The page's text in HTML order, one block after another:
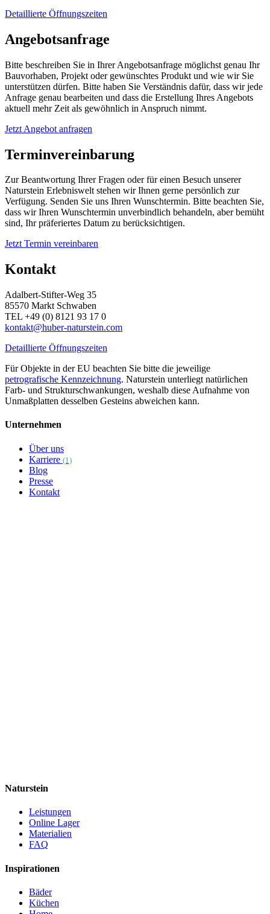
Detaillierte Öffnungszeiten
Angebotsanfrage
Bitte beschreiben Sie in Ihrer Angebotsanfrage möglichst genau Ihr
Bauvorhaben, Projekt oder gewünschtes Produkt und wie wir Sie
unterstützen dürfen. Bitte haben Sie Verständnis dafür, dass wir jede
Anfrage genau bearbeiten und dass die Erstellung Ihres Angebots
aktuell mehr Zeit als gewöhnlich in Anspruch nimmt.
Jetzt Angebot anfragen
Terminvereinbarung
Zur Beantwortung Ihrer Fragen oder für einen Besuch unserer
Naturstein Erlebniswelt stehen wir Ihnen gerne persönlich zur
Verfügung. Senden Sie uns Ihren Wunschtermin. Bitte beachten Sie,
dass wir Ihren Wunschtermin unverbindlich behandeln, aber bemüht
sind, Ihr präferiertes Datum zu berücksichtigen.
Jetzt Termin vereinbaren
Kontakt
Adalbert-Stifter-Weg 35
85570 Markt Schwaben
TEL +49 (0) 8121 93 17 0
kontakt@huber-naturstein.com
Detaillierte Öffnungszeiten
Für Objekte in der EU beachten Sie bitte die jeweilige
petrografische Kennzeichnung. Naturstein unterliegt natürlichen
Farb- und Strukturschwankungen, weshalb diese Aufnahme von
Unmaßplatten desselben Gesteins abweichen kann.
Unternehmen
Über uns
Karriere (1)
Blog
Presse
Kontakt
Naturstein
Leistungen
Online Lager
Materialien
FAQ
Inspirationen
Bäder
Küchen